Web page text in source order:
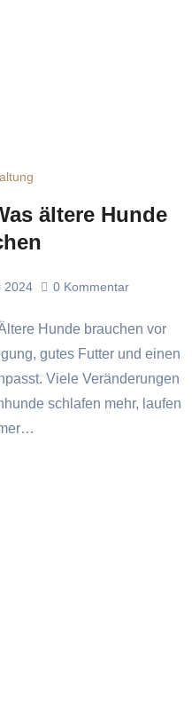
ältere Hunde
2024 0 Kommentar
gutes Futter und einen
Viele Veränderungen
schlafen mehr, laufen